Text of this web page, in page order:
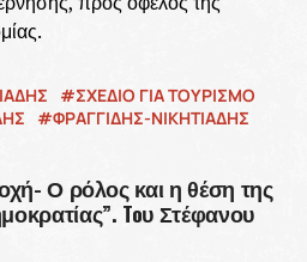
ΣΧΈΔΙΟ ΓΙΑ ΤΟΥΡΙΣΜΌ
ΦΡΑΓΓΊΔΗΣ-ΝΙΚΗΤΙΆΔΗΣ
Ο ρόλος και η θέση της
Toυ Στέφανου